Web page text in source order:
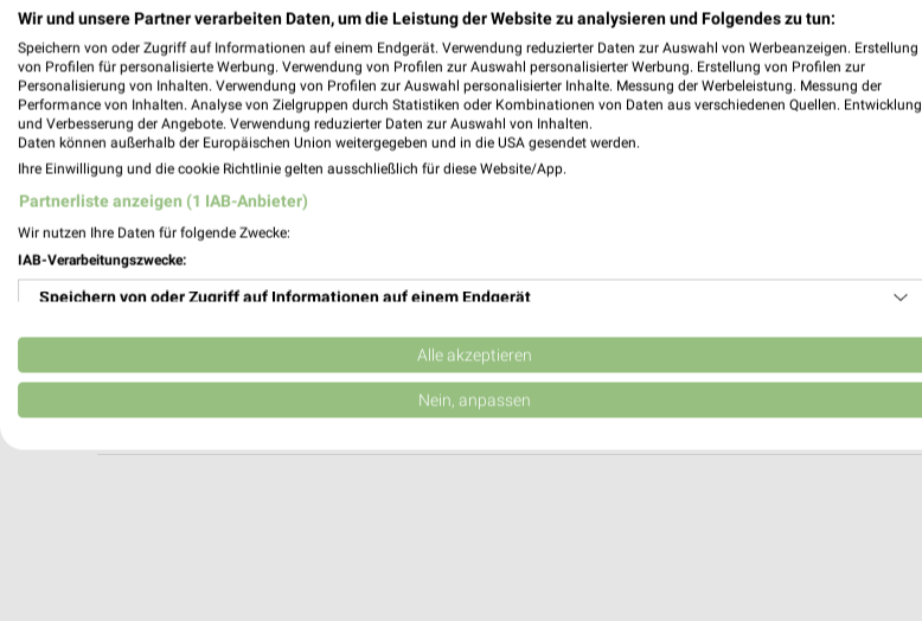
Ernsting's family Gotha
Erfurter Strasse 4-6
99867 Gotha
Heute 09:00 - 19:00 Uhr |
254,94 km
Ernsting's family Schmalkalden
Heute 09:00 - 18:00 Uhr | Geschlossen
Wir und unsere Partner verarbeiten Daten, um die Leistung der Website zu analysieren und Folgendes zu tun:
Speichern von oder Zugriff auf Informationen auf einem Endgerät. Verwendung reduzierter Daten zur Auswahl von Werbeanzeigen. Erstellung
von Profilen für personalisierte Werbung. Verwendung von Profilen zur Auswahl personalisierter Werbung. Erstellung von Profilen zur
Personalisierung von Inhalten. Verwendung von Profilen zur Auswahl personalisierter Inhalte. Messung der Werbeleistung. Messung der
Performance von Inhalten. Analyse von Zielgruppen durch Statistiken oder Kombinationen von Daten aus verschiedenen Quellen. Entwicklung
und Verbesserung der Angebote. Verwendung reduzierter Daten zur Auswahl von Inhalten.
Daten können außerhalb der Europäischen Union weitergegeben und in die USA gesendet werden.
Ihre Einwilligung und die cookie Richtlinie gelten ausschließlich für diese Website/App.
Partnerliste anzeigen (1 IAB-Anbieter)
Wir nutzen Ihre Daten für folgende Zwecke:
IAB-Verarbeitungszwecke:
Speichern von oder Zugriff auf Informationen auf einem Endgerät
Verwendung reduzierter Daten zur Auswahl von Werbeanzeigen
Erstellung von Profilen für personalisierte Werbung
Alle akzeptieren
Nein, anpassen